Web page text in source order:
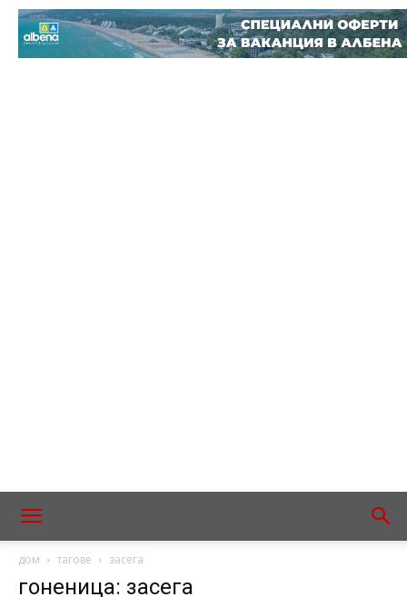
дом тагове засега
гоненица: засега